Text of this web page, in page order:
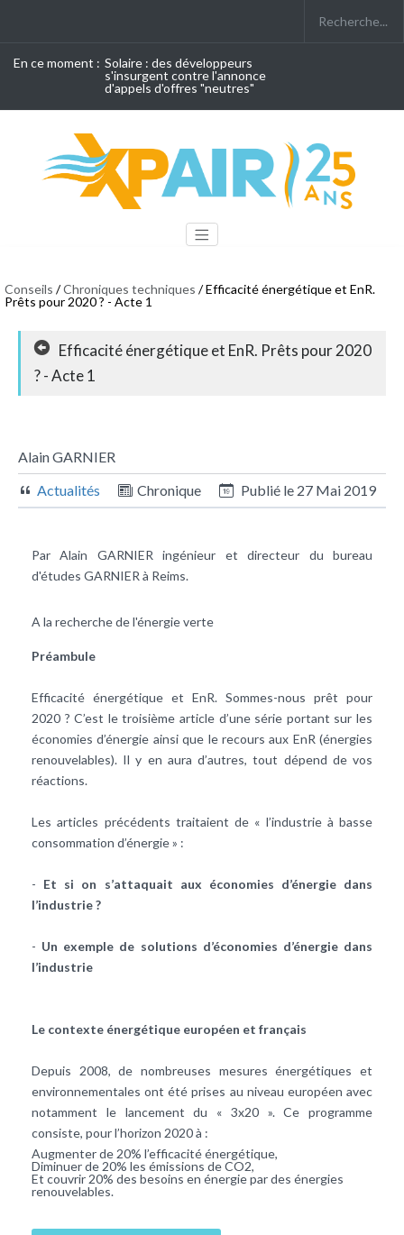
En ce moment : Solaire : des développeurs
s'insurgent contre l'annonce
d'appels d'offres "neutres"
Conseils /Chroniques techniques / Efficacité énergétique et EnR.
Prêts pour 2020 ? - Acte 1
Efficacité énergétique et EnR. Prêts pour 2020
? - Acte 1
Alain GARNIER
Actualités
Chronique Publié le 27 Mai 2019
Par Alain GARNIER ingénieur et directeur du bureau
d'études GARNIER à Reims.
A la recherche de l'énergie verte
Préambule
Efficacité énergétique et EnR. Sommes-nous prêt pour
2020 ? C’est le troisième article d’une série portant sur les
économies d’énergie ainsi que le recours aux EnR (énergies
renouvelables). Il y en aura d’autres, tout dépend de vos
réactions.
Les articles précédents traitaient de « l’industrie à basse
consommation d’énergie » :
- Et si on s’attaquait aux économies d’énergie dans
l’industrie ?
- Un exemple de solutions d’économies d’énergie dans
l’industrie
Le contexte énergétique européen et français
Depuis 2008, de nombreuses mesures énergétiques et
environnementales ont été prises au niveau européen avec
notamment le lancement du « 3x20 ». Ce programme
consiste, pour l’horizon 2020 à :
Augmenter de 20% l’efficacité énergétique,
Diminuer de 20% les émissions deCO2,
Et couvrir 20% des besoins en énergie par des énergies
renouvelables.